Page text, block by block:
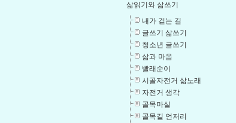
삶읽기와 삶쓰기
내가 걷는 길
글쓰기 삶쓰기
청소년 글쓰기
삶과 마음
빨래순이
시골자전거 삶노래
자전거 생각
골목마실
골목길 언저리